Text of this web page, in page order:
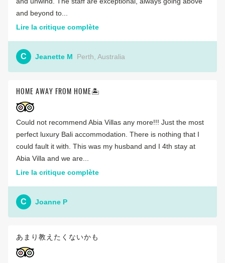
and beyond to...
Lire la critique complète
C Jeanette M Perth, Australia
HOME AWAY FROM HOME🏝️
Could not recommend Abia Villas any more!!! Just the most
perfect luxury Bali accommodation. There is nothing that I
could fault it with. This was my husband and I 4th stay at
Abia Villa and we are...
Lire la critique complète
C Joanne P
あまり教えたくないかも